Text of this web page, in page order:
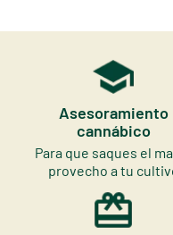
Asesoramiento
cannábico
Para que saques el
provecho a tu